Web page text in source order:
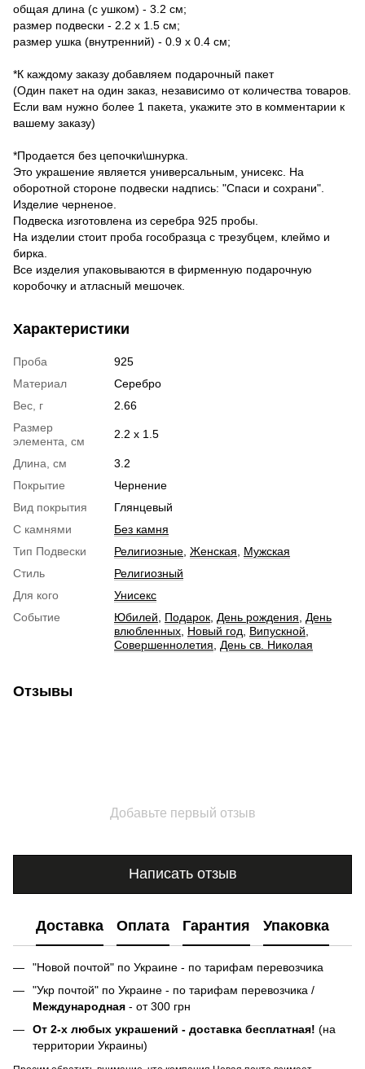
общая длина (с ушком) - 3.2 см;
размер подвески - 2.2 х 1.5 см;
размер ушка (внутренний) - 0.9 х 0.4 см;
*К каждому заказу добавляем подарочный пакет
(Один пакет на один заказ, независимо от количества товаров.
Если вам нужно более 1 пакета, укажите это в комментарии к
вашему заказу)
*Продается без цепочки\шнурка.
Это украшение является универсальным, унисекс. На
оборотной стороне подвески надпись: "Спаси и сохрани".
Изделие черненое.
Подвеска изготовлена ​​из серебра 925 пробы.
На изделии стоит проба гособразца с трезубцем, клеймо и
бирка.
Все изделия упаковываются в фирменную подарочную
коробочку и атласный мешочек.
Характеристики
Проба
925
Материал
Серебро
Вес, г
2.66
Размер
элемента, см
2.2 х 1.5
Длина, см
3.2
Покрытие
Чернение
Вид покрытия
Глянцевый
С камнями
Без камня
Тип Подвески
Религиозные Женская
Мужская
Стиль
Религиозный
Для кого
Унисекс
Событие
Юбилей Подарок День рождения
День
влюбленных Новый год Випускной
Совершеннолетия
День св. Николая
Отзывы
Добавьте первый отзыв
Написать отзыв
Доставка Оплата Гарантия Упаковка
"Новой почтой" по Украине - по тарифам перевозчика
"Укр почтой" по Украине - по тарифам перевозчика /
Международная - от 300 грн
От 2-х любых украшений - доставка бесплатная! (на
территории Украины)